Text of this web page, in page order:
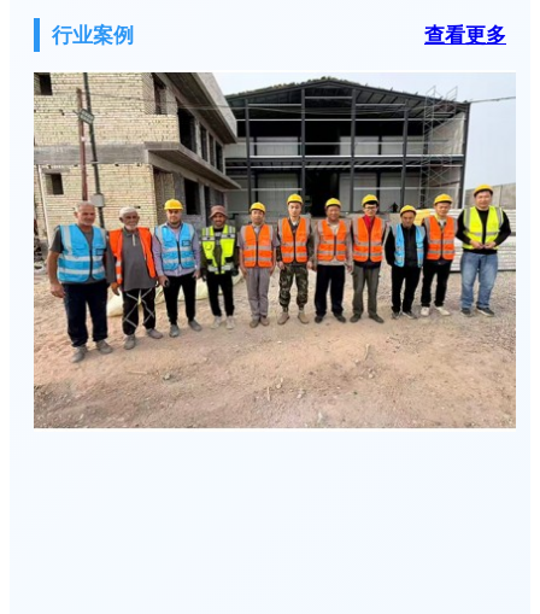
行业案例 查看更多